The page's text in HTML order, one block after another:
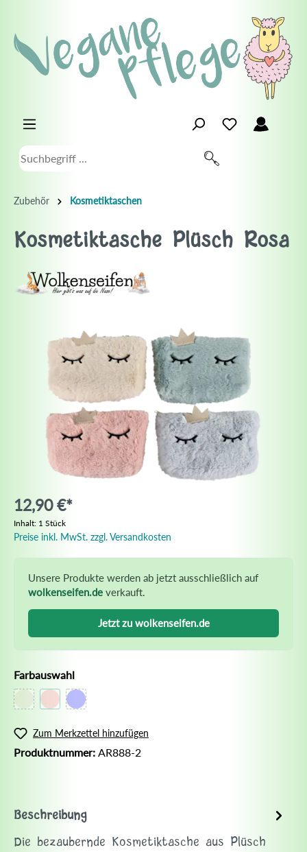
Zubehör Kosmetiktaschen
Kosmetiktasche Plüsch Rosa
12,90 €*
Inhalt: 1 Stück
Preise inkl. MwSt. zzgl. Versandkosten
Unsere Produkte werden ab jetzt ausschließlich auf
wolkenseifen.de verkauft.
Jetzt zu wolkenseifen.de
Farbauswahl
Zum Merkzettel hinzufügen
Produktnummer: AR888-2
Beschreibung
Die bezaubernde Kosmetiktasche aus Plüsch